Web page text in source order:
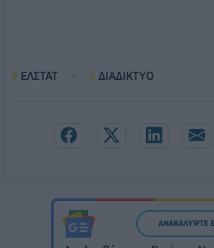
ΕΛΣΤΑΤ ΔΙΑΔΙΚΤΥΟ